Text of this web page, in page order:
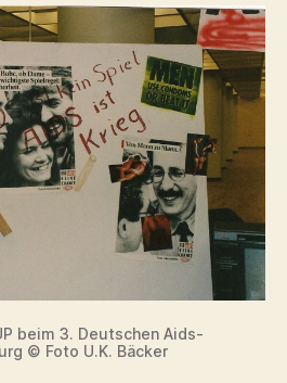
oder:
ist
Krieg
?
beim 3. Deutschen Aids-
© Foto U.K. Bäcker